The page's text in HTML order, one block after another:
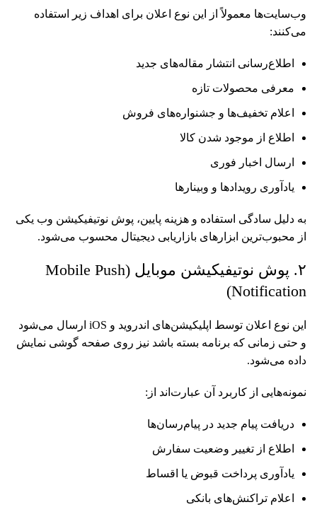
وب‌سایت‌ها معمولاً از این نوع اعلان برای اهداف زیر استفاده
می‌کنند:
اطلاع‌رسانی انتشار مقاله‌های جدید
معرفی محصولات تازه
اعلام تخفیف‌ها و جشنواره‌های فروش
اطلاع از موجود شدن کالا
ارسال اخبار فوری
یادآوری رویدادها و وبینارها
به دلیل سادگی استفاده و هزینه پایین، پوش نوتیفیکیشن وب یکی
از محبوب‌ترین ابزارهای بازاریابی دیجیتال محسوب می‌شود.
۲. پوش نوتیفیکیشن موبایل (Mobile Push
Notification)
این نوع اعلان توسط اپلیکیشن‌های اندروید و iOS ارسال می‌شود
و حتی زمانی که برنامه بسته باشد نیز روی صفحه گوشی نمایش
داده می‌شود.
نمونه‌هایی از کاربرد آن عبارت‌اند از:
دریافت پیام جدید در پیام‌رسان‌ها
اطلاع از تغییر وضعیت سفارش
یادآوری پرداخت قبوض یا اقساط
اعلام تراکنش‌های بانکی